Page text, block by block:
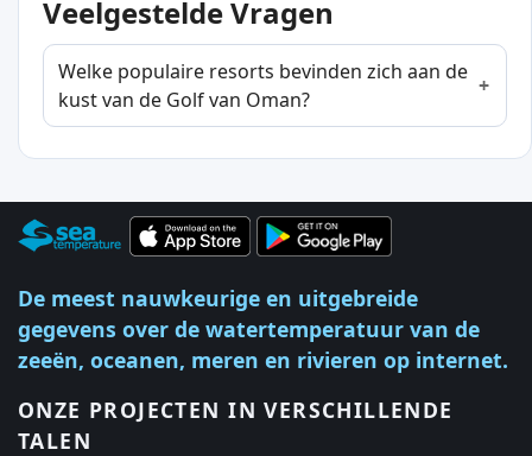
Veelgestelde Vragen
Welke populaire resorts bevinden zich aan de
kust van de Golf van Oman?
De meest nauwkeurige en uitgebreide
gegevens over de watertemperatuur van de
zeeën, oceanen, meren en rivieren op internet.
ONZE PROJECTEN IN VERSCHILLENDE
TALEN